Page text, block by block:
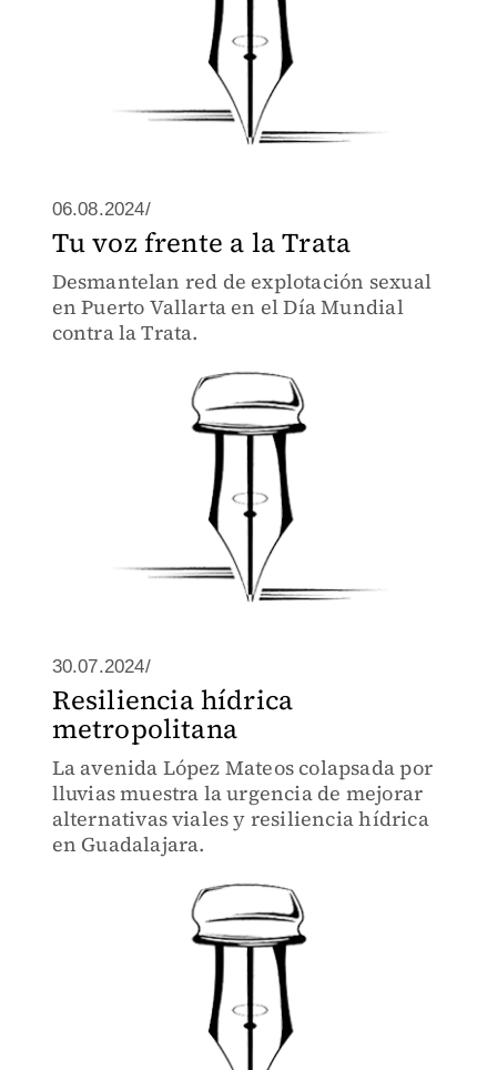
06.08.2024/
Tu voz frente a la Trata
Desmantelan red de explotación sexual
en Puerto Vallarta en el Día Mundial
contra la Trata.
30.07.2024/
Resiliencia hídrica
metropolitana
La avenida López Mateos colapsada por
lluvias muestra la urgencia de mejorar
alternativas viales y resiliencia hídrica
en Guadalajara.